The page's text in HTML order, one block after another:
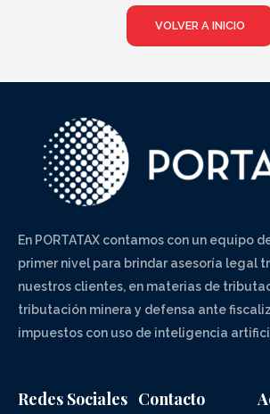
VOLVER A INICIO
En PORTATAX contamos con un equipo
primer nivel para brindar asesoría legal
nuestros clientes, en materias de
tributación minera y defensa ante
impuestos con uso de inteligencia
Redes Sociales Contacto